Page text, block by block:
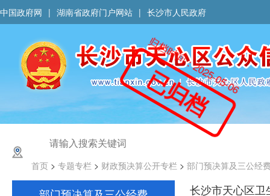
中国政府网 | 湖南省政府门户网站 | 长沙市人民政府
首页 > 专题专栏 > 财政预决算公开专栏 > 部门预决算及三公经
长沙市天心区
归档时间：2025-05-06
已归档